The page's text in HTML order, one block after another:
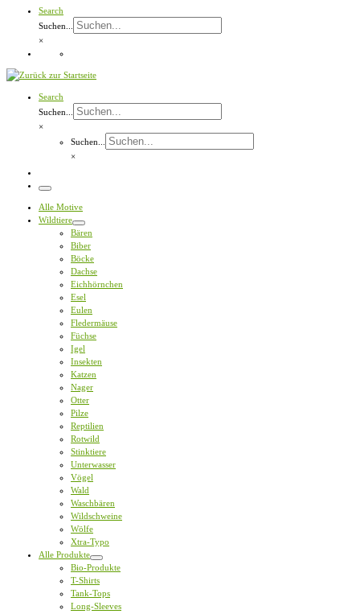
Search
Suchen...
×
Search
Suchen...
×
Suchen...
×
Menü
Alle Motive
Wildtiere
Bären
Biber
Böcke
Dachse
Eichhörnchen
Esel
Eulen
Fledermäuse
Füchse
Igel
Insekten
Katzen
Nager
Otter
Pilze
Reptilien
Rotwild
Stinktiere
Unterwasser
Vögel
Wald
Waschbären
Wildschweine
Wölfe
Xtra-Typo
Alle Produkte
Bio-Produkte
T-Shirts
Tank-Tops
Long-Sleeves